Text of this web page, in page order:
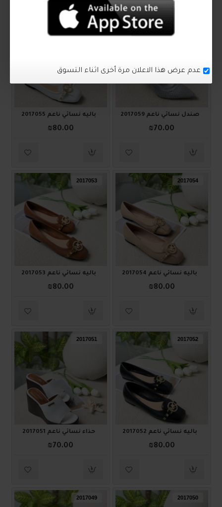
صندل نسائي ناعم 2017059
₪70.00
2017055
باليه نسائي ناعم 2017055
₪80.00
2017054
باليه نسائي ناعم 2017054
₪80.00
2017053
باليه نسائي ناعم 2017053
₪80.00
2017052
باليه نسائي ناعم 2017052
₪80.00
2017051
حذاء نسائي ناعم 2017051
₪70.00
2017050
2017049